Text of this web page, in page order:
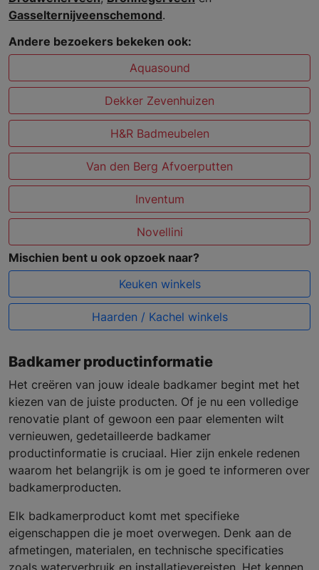
Gasselternijveenschemond.
Andere bezoekers bekeken ook:
Aquasound
Dekker Zevenhuizen
H&R Badmeubelen
Van den Berg Afvoerputten
Inventum
Novellini
Mischien bent u ook opzoek naar?
Keuken winkels
Haarden / Kachel winkels
Badkamer productinformatie
Het creëren van jouw ideale badkamer begint met het
kiezen van de juiste producten. Of je nu een volledige
renovatie plant of gewoon een paar elementen wilt
vernieuwen, gedetailleerde badkamer
productinformatie is cruciaal. Hier zijn enkele redenen
waarom het belangrijk is om je goed te informeren over
badkamerproducten.
Elk badkamerproduct komt met specifieke
eigenschappen die je moet overwegen. Denk aan de
afmetingen, materialen, en technische specificaties
zoals waterverbruik en installatievereisten. Het kennen